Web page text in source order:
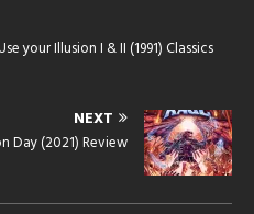
your Illusion I & II (1991) Classics
NEXT
Day (2021) Review